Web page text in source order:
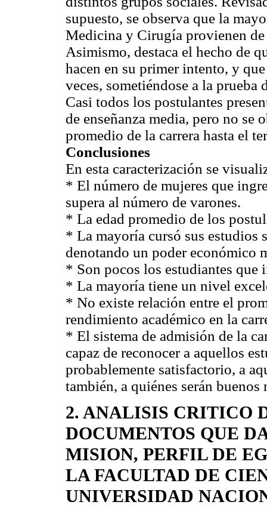
supuesto, se observa que la
Medicina y Cirugía provienen
Asimismo, destaca el hecho de
hacen en su primer intento, y
veces, sometiéndose a la prueba
Casi todos los postulantes
de enseñanza media, pero no se
promedio de la carrera hasta el
Conclusiones
En esta caracterización se
* El número de mujeres que
supera al número de varones.
* La edad promedio de los
* La mayoría cursó sus estudios
denotando un poder económico
* Son pocos los estudiantes que
* La mayoría tiene un nivel
* No existe relación entre el
rendimiento académico en la
* El sistema de admisión de la
capaz de reconocer a aquellos
probablemente satisfactorio, a
también, a quiénes serán buenos
2. ANALISIS CRITICO
DOCUMENTOS QUE
MISION, PERFIL DE
LA FACULTAD DE
UNIVERSIDAD